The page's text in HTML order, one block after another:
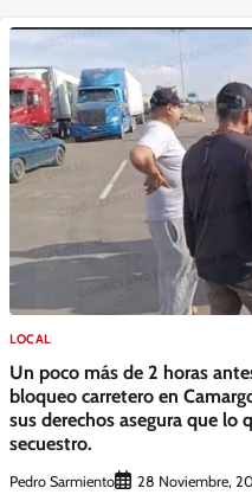
LOCAL
Un poco más de 2 horas
bloqueo carretero en
sus derechos asegura que lo
secuestro.
Pedro Sarmiento 28 Noviembre,